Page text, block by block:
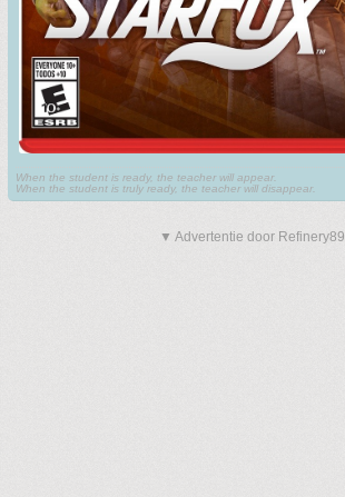
When the student is ready, the teacher will appear.
When the student is truly ready, the teacher will disappear.
▼ Advertentie door Refinery89